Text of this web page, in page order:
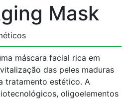
Mask
máscara facial rica em
das peles maduras
tratamento estético. A
oligoelementos